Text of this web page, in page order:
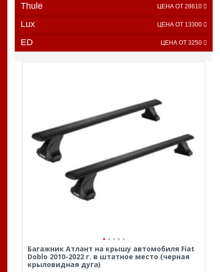
Thule ЦЕНА ОТ 28610
Lux ЦЕНА ОТ 13300
ED ЦЕНА ОТ 3250
Багажник Атлант на крышу автомобиля Fiat
Doblo 2010-2022 г. в штатное место (черная
крыловидная дуга)